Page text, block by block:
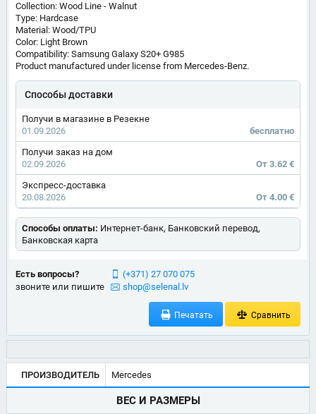
Collection: Wood Line - Walnut
Type: Hardcase
Material: Wood/TPU
Color: Light Brown
Compatibility: Samsung Galaxy S20+ G985
Product manufactured under license from Mercedes-Benz.
Способы доставки
Получи в магазине в Резекне
01.09.2026
бесплатно
Получи заказ на дом
02.09.2026
От 3.62 €
Экспресс-доставка
20.08.2026
От 4.00 €
Способы оплаты: Интернет-банк, Банковский перевод,
Банковская карта
Есть вопросы?
звоните или пишите
(+371) 27 070 075
shop@selenal.lv
Печатать Сравнить
ПРОИЗВОДИТЕЛЬ Mercedes
ВЕС И РАЗМЕРЫ